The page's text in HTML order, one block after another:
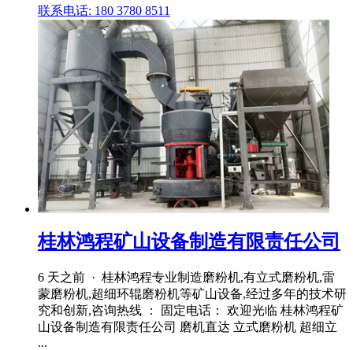
联系电话: 180 3780 8511
桂林鸿程矿山设备制造有限责任公司
6 天之前 · 桂林鸿程专业制造磨粉机,有立式磨粉机,雷
蒙磨粉机,超细环辊磨粉机等矿山设备,经过多年的技术研
究和创新,咨询热线 ： 固定电话： 欢迎光临 桂林鸿程矿
山设备制造有限责任公司 磨机直达 立式磨粉机 超细立
...